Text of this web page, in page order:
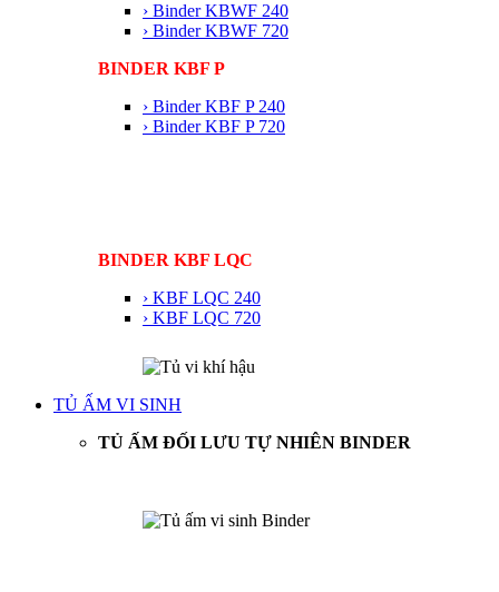
› Binder KBWF 240
› Binder KBWF 720
BINDER KBF P
› Binder KBF P 240
› Binder KBF P 720
BINDER KBF LQC
› KBF LQC 240
› KBF LQC 720
TỦ ẤM VI SINH
TỦ ẤM ĐỐI LƯU TỰ NHIÊN BINDER